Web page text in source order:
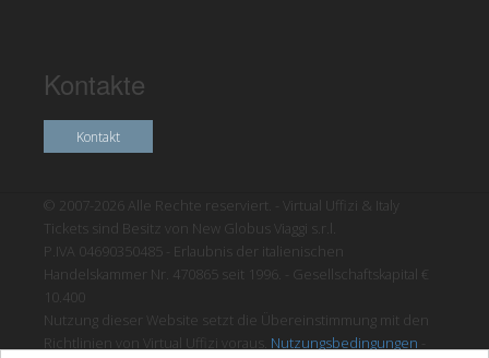
Kontakte
Kontakt
© 2007-2026 Alle Rechte reserviert. - Virtual Uffizi & Italy
Tickets sind Besitz von New Globus Viaggi s.r.l.
P.IVA 04690350485 - Erlaubnis der italienischen
Handelskammer Nr. 470865 seit 1996. - Gesellschaftskapital €
10.400
Nutzung dieser Website setzt die Übereinstimmung mit den
Richtlinien von Virtual Uffizi voraus. Nutzungsbedingungen